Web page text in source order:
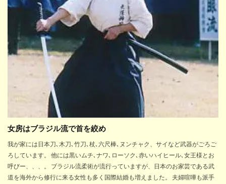
女房はブラジル流で首を絞め
我が家には日本刀､木刀､竹刀､杖､六尺棒､ヌンチャク、サイなど武器がごろご
ろしています。 他には黒いムチ､ナワ､ローソク､赤いハイヒール､女王様とお
呼びー、、、。 ブラジル流柔術が流行っていますが、日本のお家芸である武
道を海外から修行に来る女性も多く国際結婚も増えました。 夫婦喧嘩も派手